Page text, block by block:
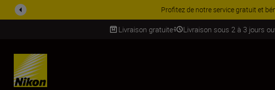
PROMOTION ACCESSOIRES | Équipez-
Livraison gratuite Livraison sous 2 à 3 jours
SKIP